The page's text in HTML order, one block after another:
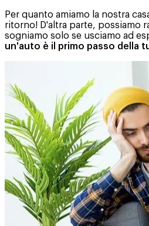
Per quanto amiamo la nostra
ritorno! D'altra parte, possiamo
sogniamo solo se usciamo ad
un'auto è il primo passo della